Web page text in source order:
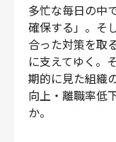
多忙な毎日の中
確保する」。そ
合った対策を取
に支えてゆく。
期的に見た組織
向上・離職率低
か。